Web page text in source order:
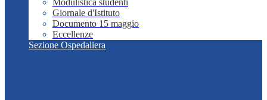
Modulistica studenti
Giornale d'Istituto
Documento 15 maggio
Eccellenze
Sezione Ospedaliera